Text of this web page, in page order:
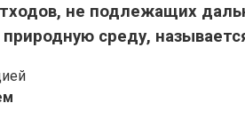
не подлежащих
среду,